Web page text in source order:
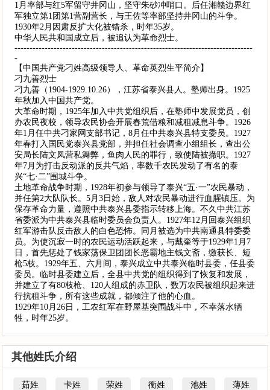
1月率部与红5军留守井冈山，坚守朱砂冲哨口。后任湘赣边界红
军独立第1团第1营副营长，与王佐等率部坚持井冈山的斗争。
1930年2月因肃反扩大化被错杀，时年35岁。
中华人民共和国成立后，被追认为革命烈士。
-------------------------------------------------------------------------------
-
【中国共产党刁姓高级领导人、革命英烈生平简介】
刁九善烈士
刁九善（1904-1929.10.26），江苏省泰兴县人。塾师出身。1925
年秋加入中国共产党。
大革命时期，1925年加入中共党组织后，在塾师中发展党员，创
办农民夜校，领导农民协会开展春荒借粮和减租减息斗争。1926
年1月任中共刁家网支部书记，8月任中共泰兴县特支委员。1927
年春打入国民党泰兴县党部，并担任社会调查小组组长，查出公
安局长陆文凤营私舞弊，鱼肉人民的罪行，致使陆被撤职。1927
年7月为打击反动派的反共气焰，率数千农民发动了有名的泰
兴“七·二”围城斗争。
土地革命战争时期，1928年初参与领导了泰兴“五·一”农民暴动，
并任第2大队队长。5月3日始，敌人对农民暴动进行血腥镇压。为
保存革命力量，遵照中共泰兴县委指示转移上海。不久中共江苏
省委派为中共泰兴县临时委员会负责人。1927年12月回泰兴组织
红军游击队反击敌人的白色恐怖。同月被选为中共南通县特委委
员。为使沉寂一时的农民运动活跃起来，与戴奎等于1929年1月7
日，首先惩处了钱家荡保卫团团长恶霸地主钱文斋，缴获长、短
枪5枝。1929年五、六月间，泰兴成立中共泰兴临时县委，任县委
委员。临时县委建立后，全县中共党的组织得到了恢复和发展，
并建立了有80枝枪、120人组成的赤卫队，数万农民被组织起来进
行抗租斗争，所有这些成就，都倾注了他的心血。
1929年10月26日，工农红军在野屋基突围战斗中，不幸落水牺
牲，时年25岁。
其他姓氏介绍
茹姓 卡姓 荣姓 衡姓 池姓 薄姓